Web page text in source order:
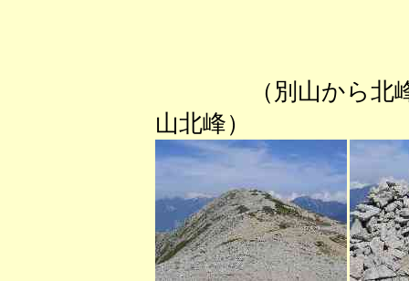
（別山か
山北峰）